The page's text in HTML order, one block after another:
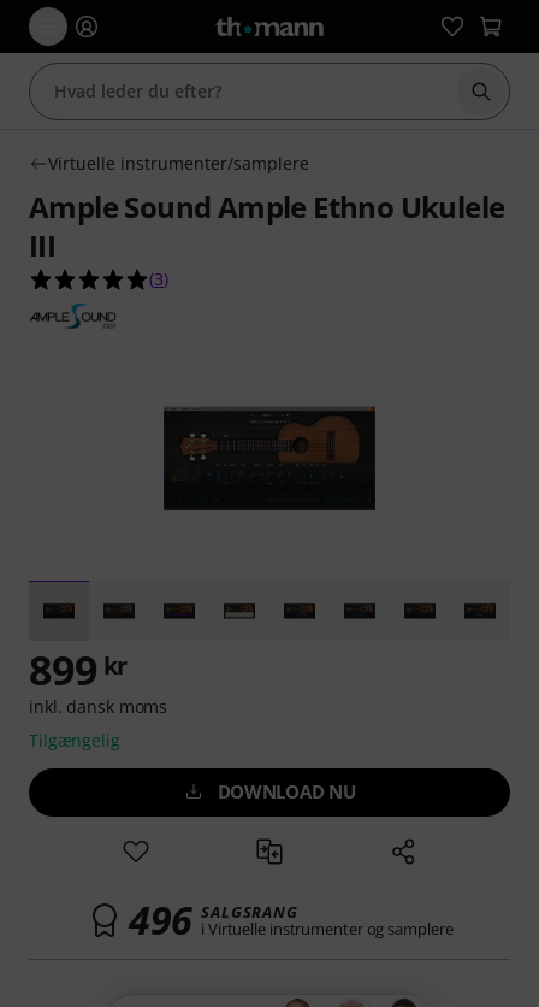
Start
Virtuelle instrumenter/samplere
Ample Sound Ample Ethno Ukulele
III
5.0 ud af 5 stjerner fra 3 kundebedømmelser
(3)
899 kr
inkl. dansk moms
Tilgængelig
DOWNLOAD NU
496 SALGSRANG
i Virtuelle instrumenter og samplere